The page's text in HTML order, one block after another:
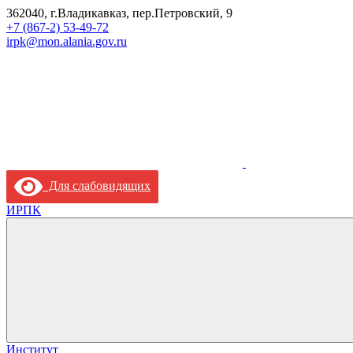
362040, г.Владикавказ, пер.Петровский, 9
+7 (867-2) 53-49-72
irpk@mon.alania.gov.ru
Для слабовидящих
ИРПК
Институт